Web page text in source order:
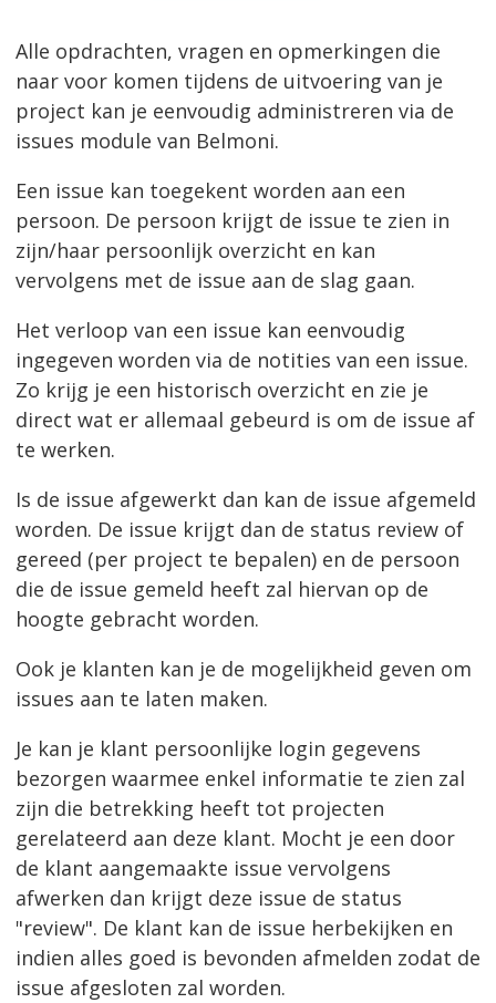
Alle opdrachten, vragen en opmerkingen die
naar voor komen tijdens de uitvoering van je
project kan je eenvoudig administreren via de
issues module van Belmoni.
Een issue kan toegekent worden aan een
persoon. De persoon krijgt de issue te zien in
zijn/haar persoonlijk overzicht en kan
vervolgens met de issue aan de slag gaan.
Het verloop van een issue kan eenvoudig
ingegeven worden via de notities van een issue.
Zo krijg je een historisch overzicht en zie je
direct wat er allemaal gebeurd is om de issue af
te werken.
Is de issue afgewerkt dan kan de issue afgemeld
worden. De issue krijgt dan de status review of
gereed (per project te bepalen) en de persoon
die de issue gemeld heeft zal hiervan op de
hoogte gebracht worden.
Ook je klanten kan je de mogelijkheid geven om
issues aan te laten maken.
Je kan je klant persoonlijke login gegevens
bezorgen waarmee enkel informatie te zien zal
zijn die betrekking heeft tot projecten
gerelateerd aan deze klant. Mocht je een door
de klant aangemaakte issue vervolgens
afwerken dan krijgt deze issue de status
"review". De klant kan de issue herbekijken en
indien alles goed is bevonden afmelden zodat de
issue afgesloten zal worden.